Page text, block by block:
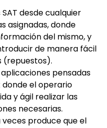
desde cualquier
asignadas, donde
del mismo, y
de manera fácil
(repuestos).
pensadas
el operario
y ágil realizar las
necesarias.
produce que el